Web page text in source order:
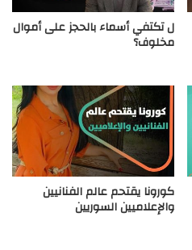
ل تكتفي أسماء بالحجز على أموال
مخلوف؟
كورونا يقتحم عالم الفنانيين
والإعلاميين السوريين